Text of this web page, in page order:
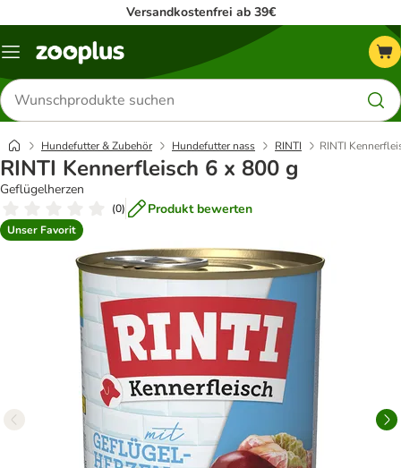
Versandkostenfrei ab 39€
Menü
Produkte
suchen
Hundefutter & Zubehör Hundefutter nass RINTI RINTI
RINTI Kennerfleisch 6 x 800 g
Geflügelherzen
(0) Produkt bewerten
Unser Favorit